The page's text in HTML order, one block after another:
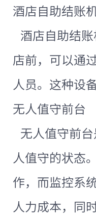
酒店自助结账
酒店自助结
店前，可以通
人员。这种设
无人值守前台
无人值守前
人值守的状态
作，而监控系
人力成本，同